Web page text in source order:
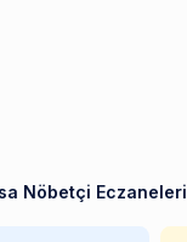
Nöbetçi Eczaneleri